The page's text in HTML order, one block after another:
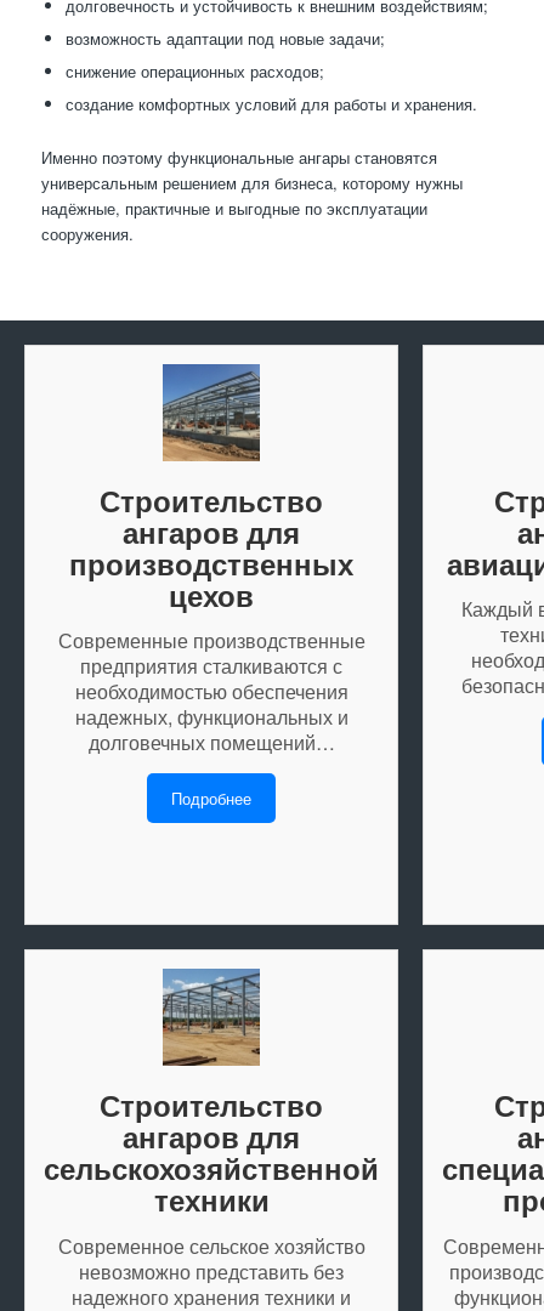
долговечность и устойчивость к внешним воздействиям;
возможность адаптации под новые задачи;
снижение операционных расходов;
создание комфортных условий для работы и хранения.
Именно поэтому функциональные ангары становятся
универсальным решением для бизнеса, которому нужны
надёжные, практичные и выгодные по эксплуатации
сооружения.
Строительство
ангаров для
производственных
цехов
Современные производственные
предприятия сталкиваются с
необходимостью обеспечения
надежных, функциональных и
долговечных помещений…
Подробнее
Каждый
Строительство
ангаров для
сельскохозяйственной
техники
Современное сельское хозяйство
невозможно представить без
надежного хранения техники и